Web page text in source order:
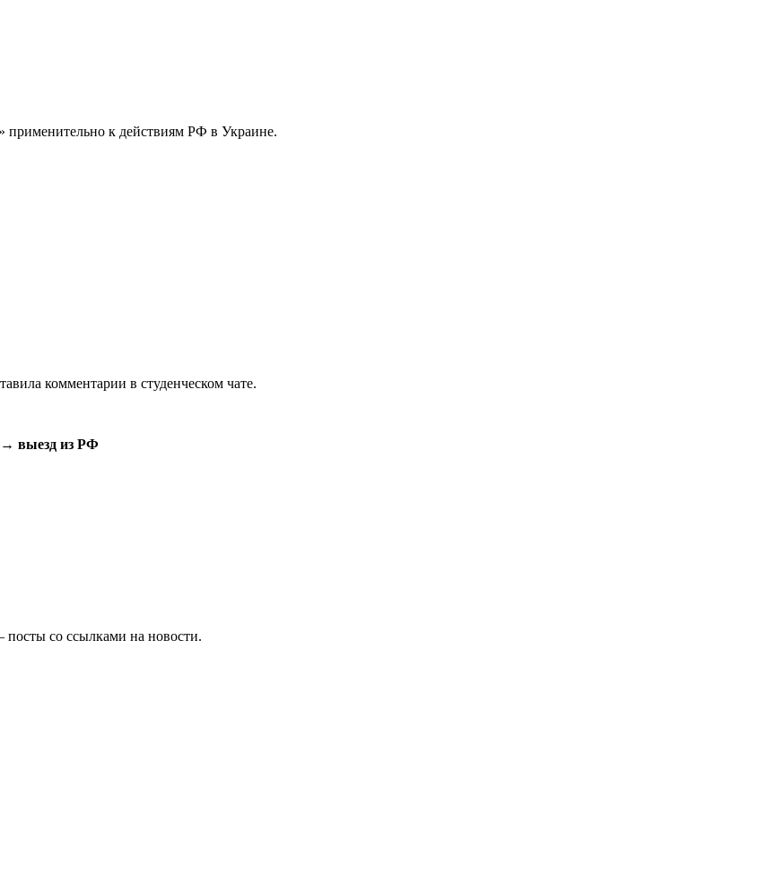
применительно к действиям РФ в Украине.
комментарии в студенческом чате.
→ выезд из РФ
со ссылками на новости.